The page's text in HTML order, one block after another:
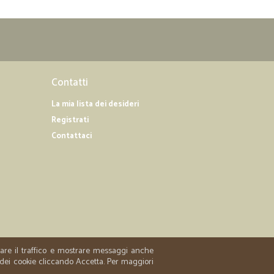
Contatti
La mia lista dei desideri
Registrati
Contattaci
il traffico e mostrare messaggi anche
cookie cliccando Accetta. Per maggiori